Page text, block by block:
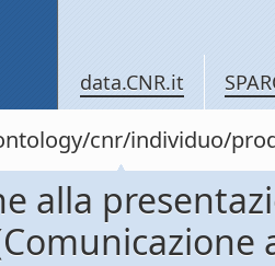
data.CNR.it
cnr/individuo/
alla